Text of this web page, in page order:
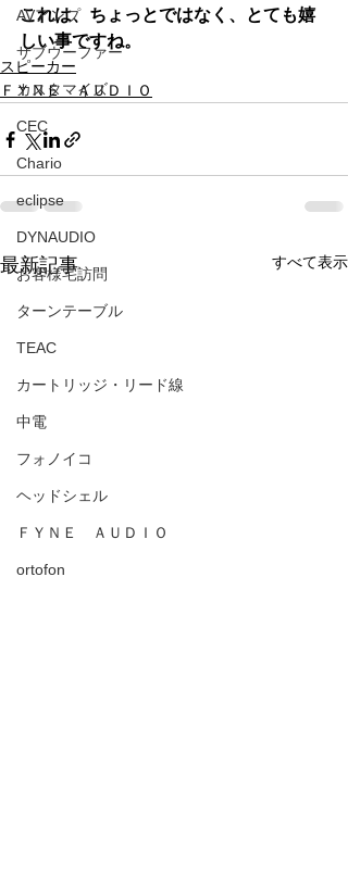
AVアンプ
サブウーファー
カスタマイズ
CEC
Chario
eclipse
DYNAUDIO
お客様宅訪問
ターンテーブル
TEAC
カートリッジ・リード線
中電
フォノイコ
ヘッドシェル
ＦＹＮＥ ＡＵＤＩＯ
ortofon
これは、ちょっとではなく、とても嬉
しい事ですね。
スピーカー
ＦＹＮＥ ＡＵＤＩＯ
最新記事 すべて表示